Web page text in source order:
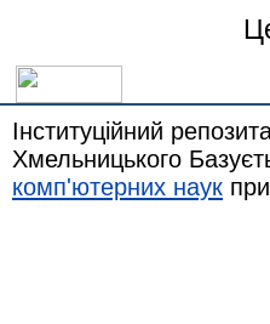
Інституційний
Хмельницького
комп'ютерних наук